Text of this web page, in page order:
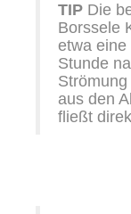
TIP Die
Borssele
etwa eine
Stunde
aus den
fließt